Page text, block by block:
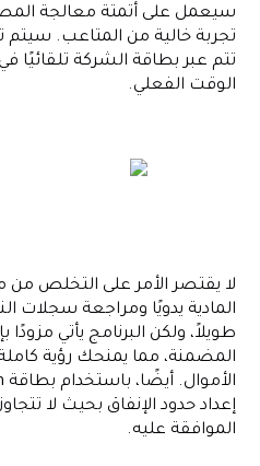
سيعمل على أتمتة معالجة
تجربة خالية من المتاعب.
تتم عبر بطاقة الشركة تلقائيًا
الوقت الفعلي.
لا يقتصر الأمر على التخلص
المادية يدويًا ومراجعة سجلات
طويلاً، ولكن البرنامج يأتي مزودًا
المضمنة، مما يمنحك رؤية
إعداد حدود الإنفاق بحيث لا
الموافقة عليه.